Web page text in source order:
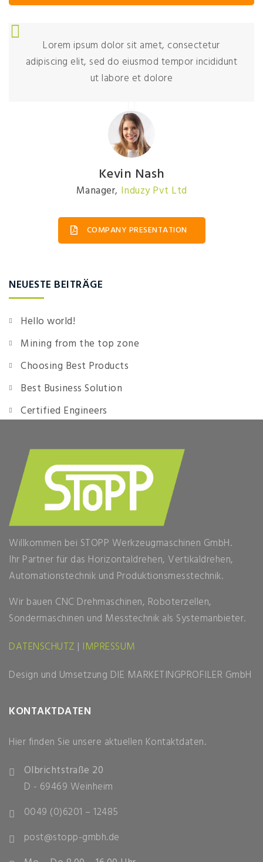
Lorem ipsum dolor sit amet, consectetur
adipiscing elit, sed do eiusmod tempor incididunt
ut labore et dolore
Kevin Nash
Manager, Induzy Pvt Ltd
COMPANY PRESENTATION
NEUESTE BEITRÄGE
Hello world!
Mining from the top zone
Choosing Best Products
Best Business Solution
Certified Engineers
Willkommen bei STOPP Werkzeugmaschinen GmbH.
Ihr Partner für das Horizontaldrehen, Vertikaldrehen,
Automationstechnik und Produktionsmesstechnik.
Wir bauen CNC Drehmaschinen, Roboterzellen,
Sondermaschinen und Messtechnik als Systemanbieter.
DATENSCHUTZ | IMPRESSUM
Design und Umsetzung DIE MARKETINGPROFILER GmbH
KONTAKTDATEN
Hier finden Sie unsere aktuellen Kontaktdaten.
Olbrichtstraße 20
D - 69469 Weinheim
0049 (0)6201 – 12485
post@stopp-gmbh.de